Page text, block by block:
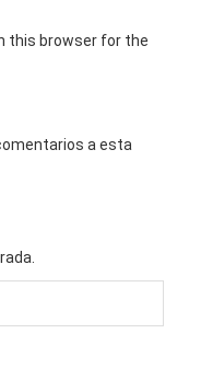
this browser for the
a esta